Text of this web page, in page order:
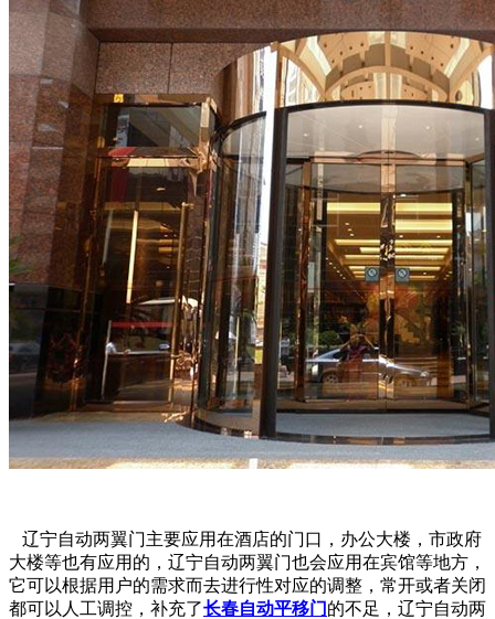
辽宁自动两翼门主要应用在酒店的门口，办公大楼，市政府
大楼等也有应用的，辽宁自动两翼门也会应用在宾馆等地方，
它可以根据用户的需求而去进行性对应的调整，常开或者关闭
都可以人工调控，补充了长春自动平移门 的不足，辽宁自动两